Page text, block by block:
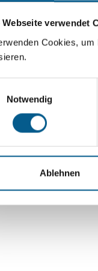
Webseite verwendet
Cookies,
Notwendig
Ablehnen
Bitte Suchbegriff
verfeinert werden.